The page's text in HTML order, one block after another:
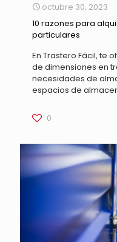
octubre 30, 2023
10 razones para
particulares
En Trastero Fácil, te
de dimensiones en
necesidades de
espacios de
0